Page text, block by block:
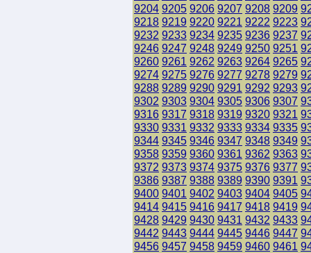
9204 9205 9206 9207 9208 9209
9218 9219 9220 9221 9222 9223
9232 9233 9234 9235 9236 9237
9246 9247 9248 9249 9250 9251
9260 9261 9262 9263 9264 9265
9274 9275 9276 9277 9278 9279
9288 9289 9290 9291 9292 9293
9302 9303 9304 9305 9306 9307
9316 9317 9318 9319 9320 9321
9330 9331 9332 9333 9334 9335
9344 9345 9346 9347 9348 9349
9358 9359 9360 9361 9362 9363
9372 9373 9374 9375 9376 9377
9386 9387 9388 9389 9390 9391
9400 9401 9402 9403 9404 9405
9414 9415 9416 9417 9418 9419
9428 9429 9430 9431 9432 9433
9442 9443 9444 9445 9446 9447
9456 9457 9458 9459 9460 9461